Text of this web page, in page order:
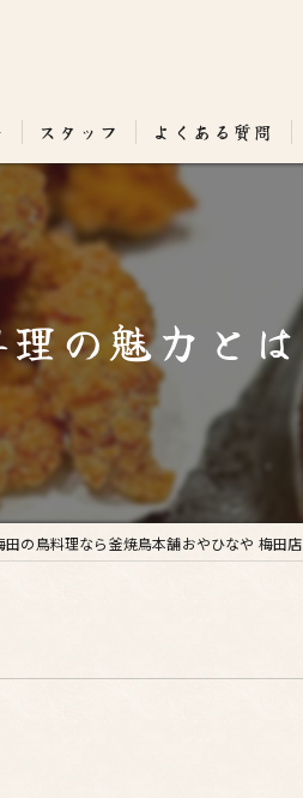
スタッフ よくある質問
の魅力とは
田の鳥料理なら釜焼鳥本舗おやひなや 梅田店